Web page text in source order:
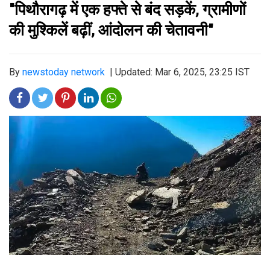
"पिथौरागढ़ में एक हफ्ते से बंद सड़कें, ग्रामीणों
की मुश्किलें बढ़ीं, आंदोलन की चेतावनी"
By newstoday network Updated: Mar 6, 2025, 23:25 IST